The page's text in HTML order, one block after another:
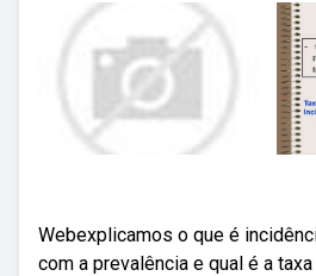
Webexplicamos o que é
com a prevalência e qual é a